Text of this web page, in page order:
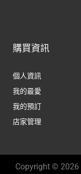
購買資訊
個人資訊
我的最愛
我的預訂
店家管理
Copyright © 2026